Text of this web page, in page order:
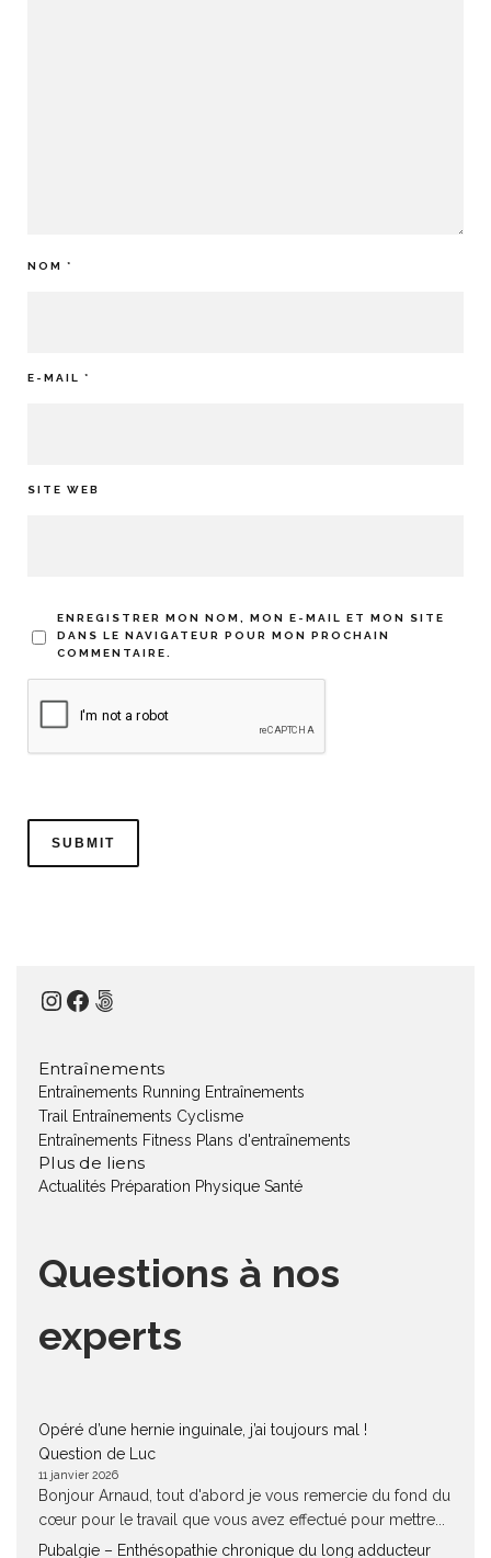
NOM *
E-MAIL *
SITE WEB
ENREGISTRER MON NOM, MON E-MAIL ET MON SITE
DANS LE NAVIGATEUR POUR MON PROCHAIN
COMMENTAIRE.
Instagram
Facebook
500px
Entraînements
Entraînements Running Entraînements
Trail
Entraînements Cyclisme
Entraînements Fitness Plans d'entraînements
Plus de liens
Actualités Préparation Physique Santé
Questions à nos
experts
Opéré d’une hernie inguinale, j’ai toujours mal !
Question de Luc
11 janvier 2026
Bonjour Arnaud, tout d'abord je vous remercie du fond du
cœur pour le travail que vous avez effectué pour mettre...
Pubalgie – Enthésopathie chronique du long adducteur